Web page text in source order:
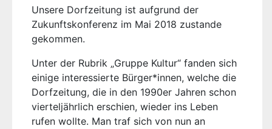
Unsere Dorfzeitung ist aufgrund der
Zukunftskonferenz im Mai 2018 zustande
gekommen.
Unter der Rubrik „Gruppe Kultur“ fanden sich
einige interessierte Bürger*innen, welche die
Dorfzeitung, die in den 1990er Jahren schon
vierteljährlich erschien, wieder ins Leben
rufen wollte. Man traf sich von nun an